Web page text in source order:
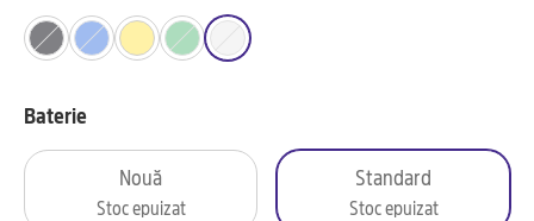
Baterie
Nouă
Stoc epuizat
Standard
Stoc epuizat